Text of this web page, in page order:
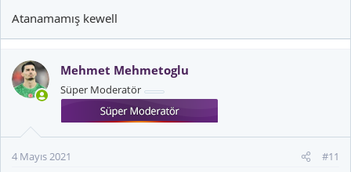
Atanamamış kewell
Mehmet Mehmetoglu
Süper Moderatör
4 Mayıs 2021 #11